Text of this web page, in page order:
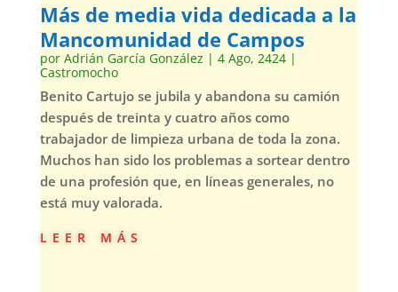
Más de media vida dedicada a la
Mancomunidad de Campos
por Adrián García González | 4 Ago, 2424|
Castromocho
Benito Cartujo se jubila y abandona su camión
después de treinta y cuatro años como
trabajador de limpieza urbana de toda la zona.
Muchos han sido los problemas a sortear dentro
de una profesión que, en líneas generales, no
está muy valorada.
leer más